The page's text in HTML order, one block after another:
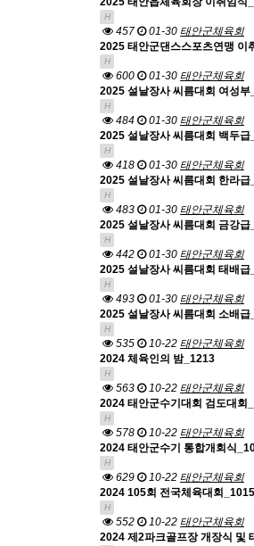
H
457 01-30 태안군체육회
2025 태안군댄스스포츠연맹 이
H
600 01-30 태안군체육회
2025 설날장사 씨름대회 여성부
H
484 01-30 태안군체육회
2025 설날장사 씨름대회 백두급
H
418 01-30 태안군체육회
2025 설날장사 씨름대회 한라급
H
483 01-30 태안군체육회
2025 설날장사 씨름대회 금강급
H
442 01-30 태안군체육회
2025 설날장사 씨름대회 태배급
H
493 01-30 태안군체육회
2025 설날장사 씨름대회 소배급
H
535 10-22 태안군체육회
2024 체육인의 밤_1213
H
563 10-22 태안군체육회
2024 태안군수기대회 검도대회
H
578 10-22 태안군체육회
2024 태안군수기 통합개회식
H
629 10-22 태안군체육회
2024 105회 전국체육대회_1015
H
552 10-22 태안군체육회
2024 제2파크골프장 개장식 및